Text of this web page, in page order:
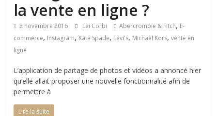
la vente en ligne ?
2 novembre 2016 Leï Corbi Abercrombie & Fitch, E-
commerce, Instagram, Kate Spade, Levi's, Michael Kors,vente en
ligne
L’application de partage de photos et vidéos a annoncé hier
qu’elle allait proposer une nouvelle fonctionnalité afin de
permettre à
Lire la suite